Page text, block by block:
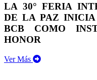
LA 30° FERIA
DE LA PAZ
BCB COMO
HONOR
Ver Más